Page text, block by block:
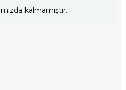
kalmamıştır.